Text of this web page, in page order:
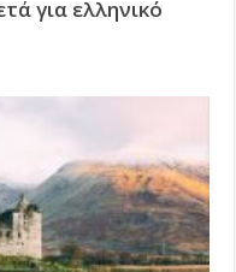
για ελληνικό